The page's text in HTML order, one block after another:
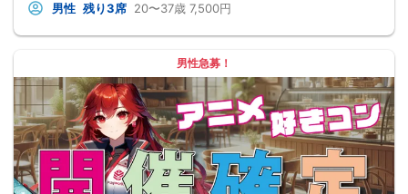
男性 残り3席 20〜37歳 7,500円
男性急募！